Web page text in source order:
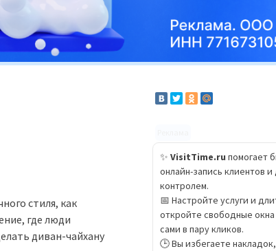
стиля, как
где люди
диван-чайхану
✨ VisitTime.ru помогает
онлайн-запись клиентов
контролем.
📅 Настройте услуги и
откройте свободные
сами в пару кликов.
🕒 Вы избегаете